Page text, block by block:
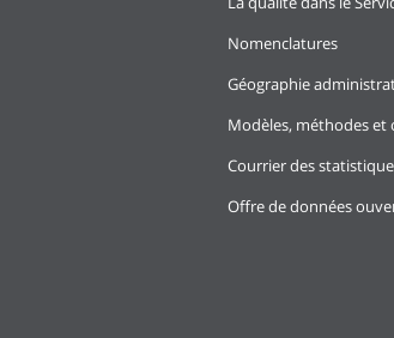
Nomenclatures
Géographie
Modèles, méthodes
Courrier des
Offre de données